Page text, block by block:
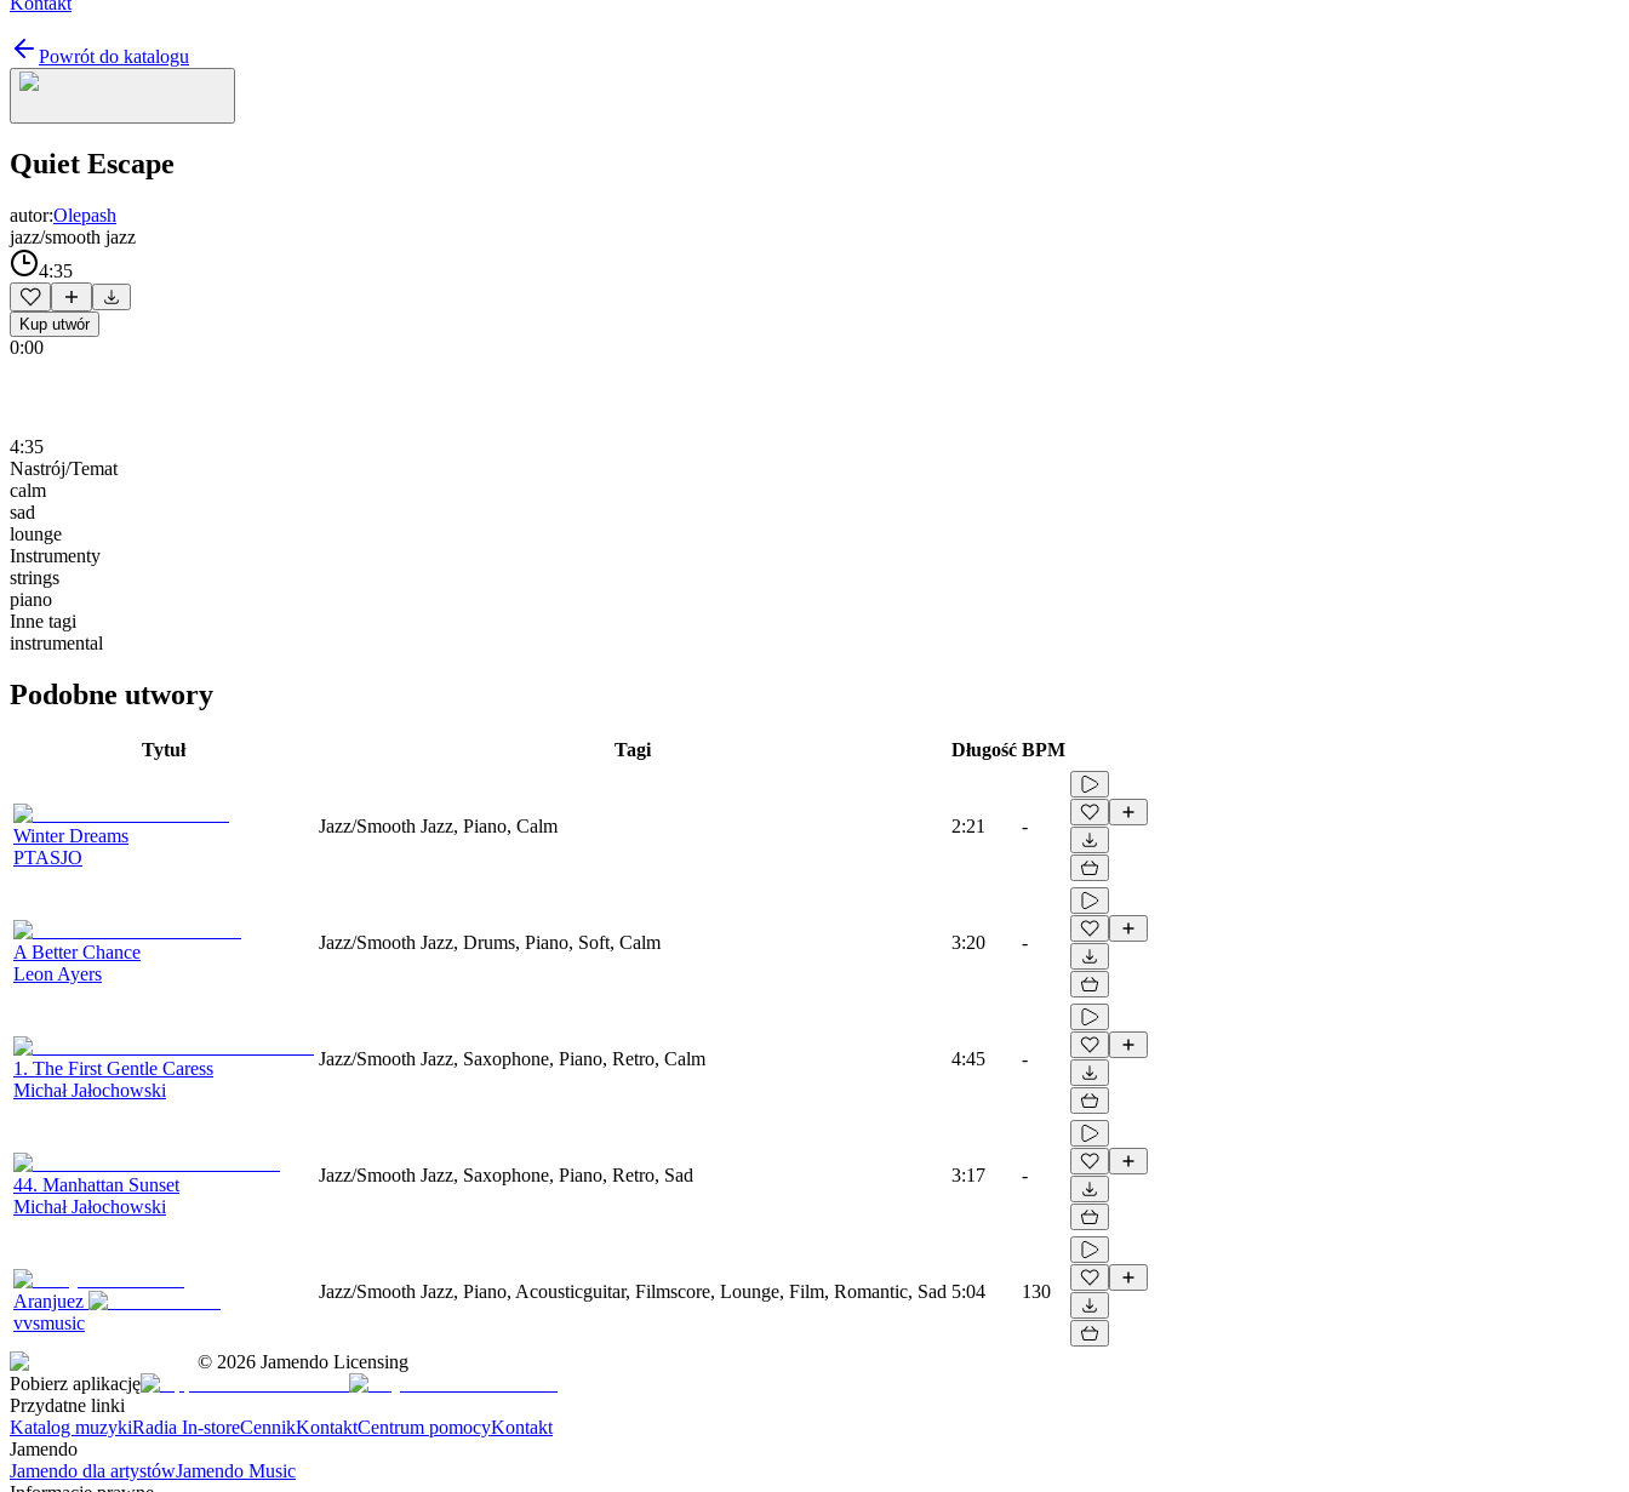
Powrót do katalogu
Quiet Escape
autor:Olepash
jazz/smooth jazz
4:35
Kup utwór
0:00
4:35
Nastrój/Temat
calm
sad
lounge
Instrumenty
strings
piano
Inne tagi
instrumental
Podobne utwory
Tytuł Tagi Długość BPM
Winter Dreams
PTASJO
Jazz/Smooth Jazz, Piano, Calm 2:21 -
A Better Chance
Leon Ayers
Jazz/Smooth Jazz, Drums, Piano, Soft, Calm 3:20 -
1. The First Gentle Caress
Michał Jałochowski
Jazz/Smooth Jazz, Saxophone, Piano, Retro, Calm 4:45 -
44. Manhattan Sunset
Michał Jałochowski
Jazz/Smooth Jazz, Saxophone, Piano, Retro, Sad 3:17 -
Aranjuez
vvsmusic
Jazz/Smooth Jazz, Piano, Acousticguitar, Filmscore, Lounge, Film, Romantic, Sad 5:04 130
© 2026 Jamendo Licensing
Pobierz aplikację
Przydatne linki
Katalog muzykiRadia In-storeCennikKontaktCentrum pomocyKontakt
Jamendo
Jamendo dla artystówJamendo Music